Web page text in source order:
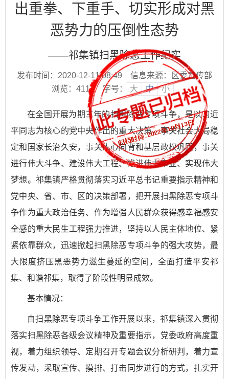
出重拳、下重手、切实形成对黑
恶势力的压倒性态势
——祁集镇扫黑除恶工作纪实
发布时间：2020-12-11 08:49
信息来源：区委宣传部
浏览： 4114 字号： 大 中 小
在全国开展为期三年的扫黑除恶专项斗争，是以习近
平同志为核心的党中央作出的重大决策，事关社会大局稳
定和国家长治久安，事关人心向背和基层政权巩固，事关
进行伟大斗争、建设伟大工程、推进伟大事业、实现伟大
梦想。祁集镇严格贯彻落实习近平总书记重要指示精神和
党中央、省、市、区的决策部署，把开展扫黑除恶专项斗
争作为重大政治任务、作为增强人民群众获得感幸福感安
全感的重大民生工程强力推进，坚持以人民主体地位、紧
紧依靠群众，迅速掀起扫黑除恶专项斗争的强大攻势，最
大限度挤压黑恶势力滋生蔓延的空间，全面打造平安祁
集、和谐祁集，取得了阶段性明显成效。
基本情况：
自扫黑除恶专项斗争工作开展以来，祁集镇深入贯彻
落实扫黑除恶各级会议精神及重要指示，党委政府高度重
视，着力组织领导、定期召开专题会议分析研判，着力宣
传发动，采取宣传、摸排、打击同步进行的方式，扎实开